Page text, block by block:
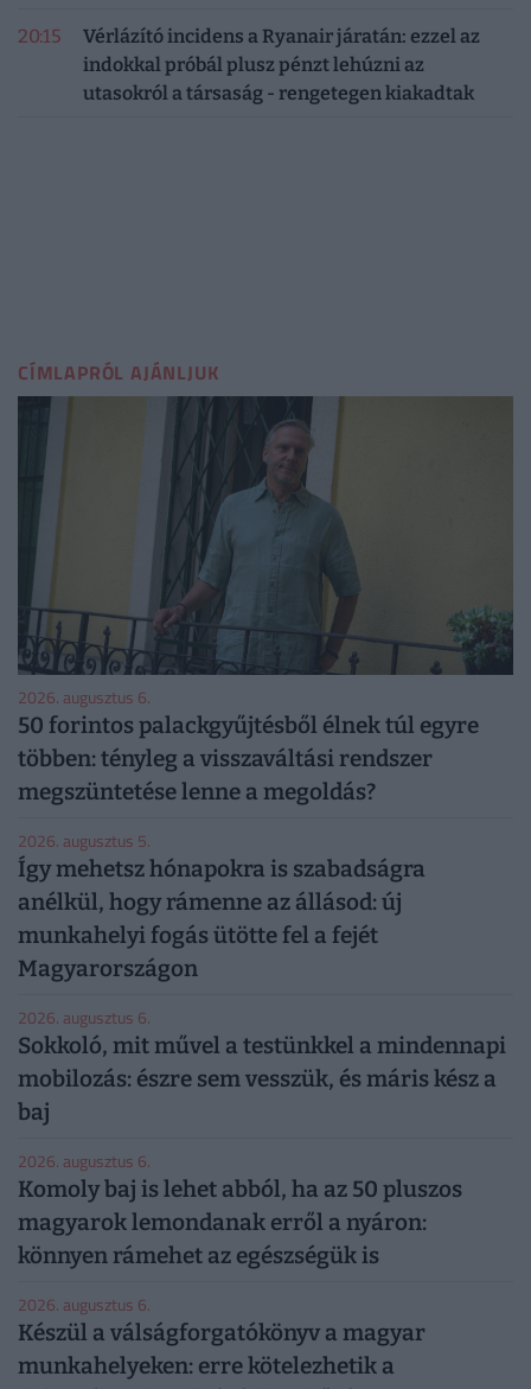
20:15
Vérlázító incidens a Ryanair járatán: ezzel az
indokkal próbál plusz pénzt lehúzni az
utasokról a társaság - rengetegen kiakadtak
CÍMLAPRÓL AJÁNLJUK
2026. augusztus 6.
50 forintos palackgyűjtésből élnek túl egyre
többen: tényleg a visszaváltási rendszer
megszüntetése lenne a megoldás?
2026. augusztus 5.
Így mehetsz hónapokra is szabadságra
anélkül, hogy rámenne az állásod: új
munkahelyi fogás ütötte fel a fejét
Magyarországon
2026. augusztus 6.
Sokkoló, mit művel a testünkkel a mindennapi
mobilozás: észre sem vesszük, és máris kész a
baj
2026. augusztus 6.
Komoly baj is lehet abból, ha az 50 pluszos
magyarok lemondanak erről a nyáron:
könnyen rámehet az egészségük is
2026. augusztus 6.
Készül a válságforgatókönyv a magyar
munkahelyeken: erre kötelezhetik a